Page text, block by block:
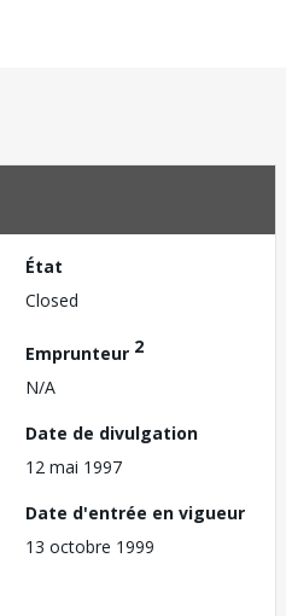
État
Closed
Emprunteur 2
N/A
Date de divulgation
12 mai 1997
Date d'entrée en vigueur
13 octobre 1999